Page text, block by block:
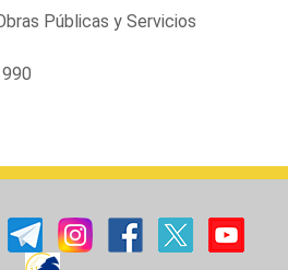
Públicas y Servicios